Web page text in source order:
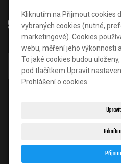
Sociální sítě
© 2024Jan Karšňák|
Kliknutím na Přijmout cookies
vybraných cookies (nutné,
marketingové). Cookies
webu, měření jeho výkonnosti
To jaké cookies budou
pod tlačítkem Upravit
Prohlášení o cookies.